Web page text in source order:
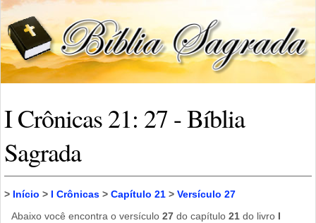
I Crônicas 21: 27 - Bíblia
Sagrada
> Início > I Crônicas > Capítulo 21 > Versículo 27
Abaixo você encontra o versículo 27 do capítulo 21 do livro I